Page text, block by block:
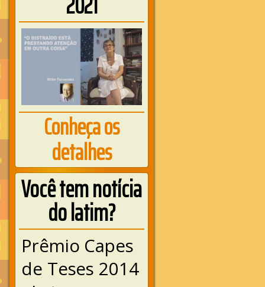
Conheça os
detalhes
Você tem notícia
do latim?
Prêmio Capes
de Teses 2014